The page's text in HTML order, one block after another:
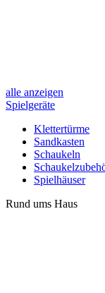
alle anzeigen
Spielgeräte
Klettertürme
Sandkasten
Schaukeln
Spielhäuser
Rund ums Haus